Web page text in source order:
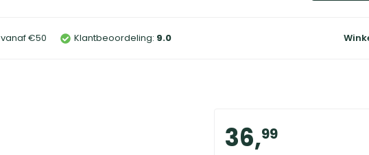
€50 Klantbeoordeling: 9.0
36,99